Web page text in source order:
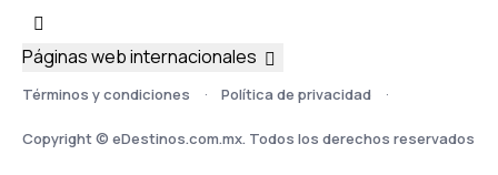
Términos y condiciones Política de privacidad
Copyright © eDestinos.com.mx. Todos los derechos reservados
Páginas web internacionales